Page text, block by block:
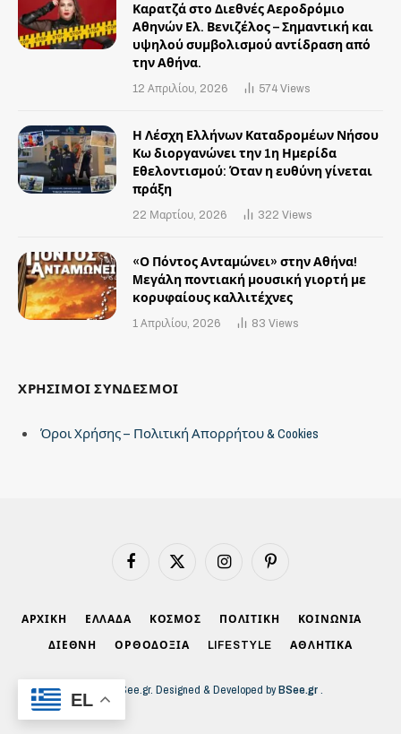
Καρατζά στο Διεθνές Αεροδρόμιο
Αθηνών Ελ. Βενιζέλος – Σημαντική και
υψηλού συμβολισμού αντίδραση από
την Αθήνα.
12 Απριλίου, 2026 574 Views
Η Λέσχη Ελλήνων Καταδρομέων Νήσου
Κω διοργανώνει την 1η Ημερίδα
Εθελοντισμού: Όταν η ευθύνη γίνεται
πράξη
22 Μαρτίου, 2026 322 Views
«Ο Πόντος Ανταμώνει» στην Αθήνα!
Mεγάλη ποντιακή μουσική γιορτή με
κορυφαίους καλλιτέχνες
1 Απριλίου, 2026 83 Views
ΧΡΗΣΙΜΟΙ ΣΥΝΔΕΣΜΟΙ
Όροι Χρήσης – Πολιτική Απορρήτου & Cookies
Facebook X
Instagram Pinterest
ΑΡΧΙΚΗ ΕΛΛΑΔΑ ΚΟΣΜΟΣ ΠΟΛΙΤΙΚΗ ΚΟΙΝΩΝΙΑ
ΔΙΕΘΝΗ ΟΡΘΟΔΟΞΙΑ LIFESTYLE ΑΘΛΗΤΙΚΑ
© 2026 BSee.gr. Designed & Developed byBSee.gr.
EL